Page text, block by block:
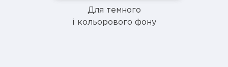
Для темного
і кольорового фону